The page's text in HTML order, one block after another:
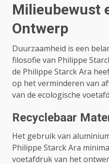
Milieubewust
Ontwerp
Duurzaamheid is een
filosofie van Philippe
de Philippe Starck Ara
op het verminderen van
van de ecologische
Recyclebaar
Het gebruik van
Philippe Starck Ara
voetafdruk van het